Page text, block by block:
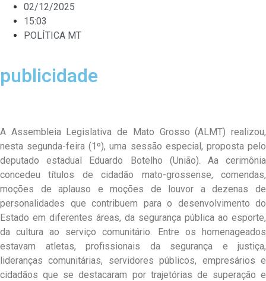
02/12/2025
15:03
POLÍTICA MT
publicidade
A Assembleia Legislativa de Mato Grosso (ALMT) realizou,
nesta segunda-feira (1º), uma sessão especial, proposta pelo
deputado estadual Eduardo Botelho (União). Aa cerimônia
concedeu títulos de cidadão mato-grossense, comendas,
moções de aplauso e moções de louvor a dezenas de
personalidades que contribuem para o desenvolvimento do
Estado em diferentes áreas, da segurança pública ao esporte,
da cultura ao serviço comunitário. Entre os homenageados
estavam atletas, profissionais da segurança e justiça,
lideranças comunitárias, servidores públicos, empresários e
cidadãos que se destacaram por trajetórias de superação e